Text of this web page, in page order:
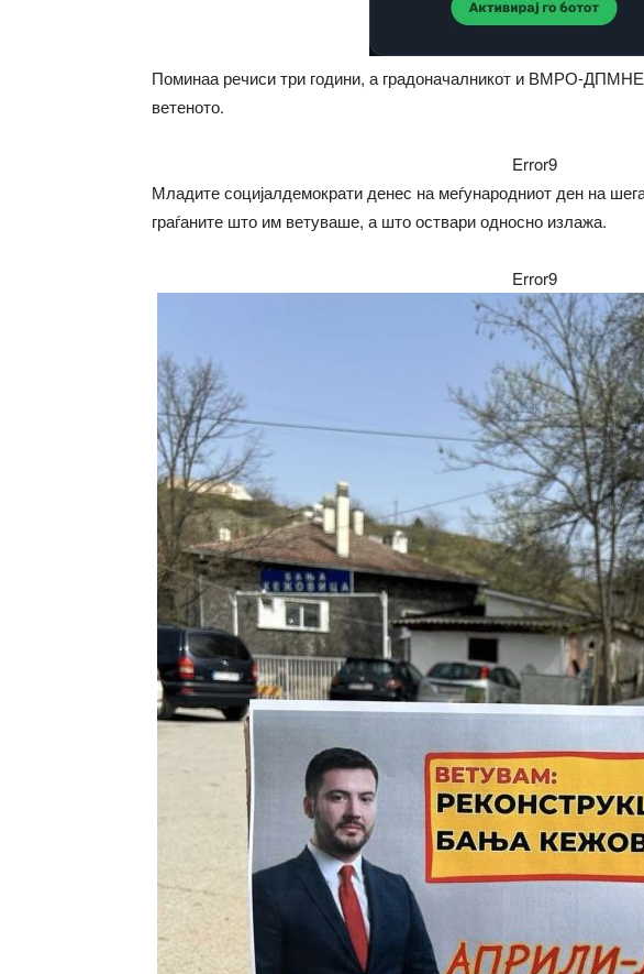
Поминаа речиси три години, а градоначалникот и ВМРО-ДПМНЕ
ветеното.
Error9
Младите социјалдемократи денес на меѓународниот ден на
граѓаните што им ветуваше, а што оствари односно излажа.
Error9